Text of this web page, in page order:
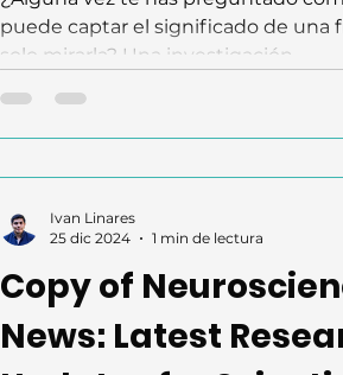
puede captar el significado de una
solo mirarla? Una investigación...
Copy of
News: Latest
Ivan Linares
25 dic 2024
1 min de lectura